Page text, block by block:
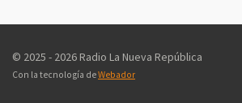
© 2025 - 2026 Radio La Nueva República
Con la tecnología deWebador